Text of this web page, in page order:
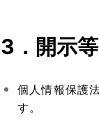
3．開示
個人情報保護
す。